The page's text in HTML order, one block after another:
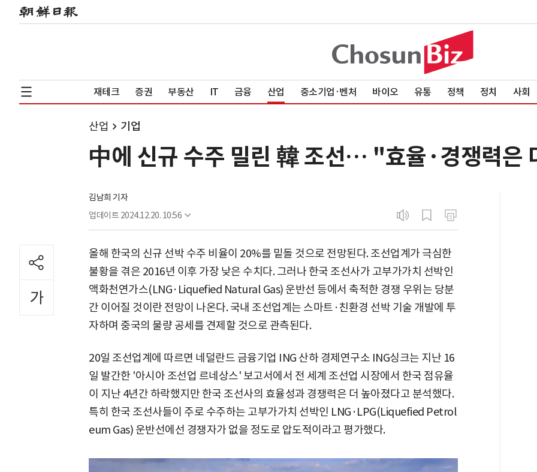
재테크 증권 부동산 IT 금융 산업 중소기업·벤처 바이오 유통 정책 정치 사회
산업 기업
中에 신규 수주 밀린 韓 조선… "효율·경쟁력은
김남희 기자
업데이트 2024.12.20. 10:56
올해 한국의 신규 선박 수주 비율이 20%를 밑돌 것으로 전망된다. 조선업계가 극심한
불황을 겪은 2016년 이후 가장 낮은 수치다. 그러나 한국 조선사가 고부가가치 선박인
액화천연가스(LNG·Liquefied Natural Gas) 운반선 등에서 축적한 경쟁 우위는 당분
간 이어질 것이란 전망이 나온다. 국내 조선업계는 스마트·친환경 선박 기술 개발에 투
자하며 중국의 물량 공세를 견제할 것으로 관측된다.
20일 조선업계에 따르면 네덜란드 금융기업 ING 산하 경제연구소 ING싱크는 지난 16
일 발간한 '아시아 조선업 르네상스' 보고서에서 전 세계 조선업 시장에서 한국 점유율
이 지난 4년간 하락했지만 한국 조선사의 효율성과 경쟁력은 더 높아졌다고 분석했다.
특히 한국 조선사들이 주로 수주하는 고부가가치 선박인 LNG·LPG(Liquefied Petrol
eum Gas) 운반선에선 경쟁자가 없을 정도로 압도적이라고 평가했다.